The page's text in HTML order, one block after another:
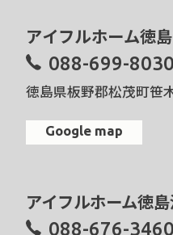
アイフルホーム徳
088-699-8030
徳島県板野郡松茂町笹
Google map
アイフルホーム徳
088-676-3460